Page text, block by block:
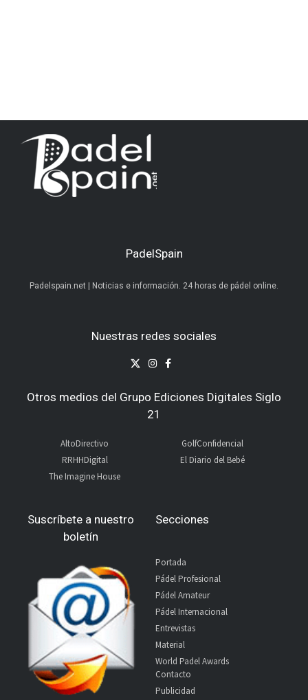
PadelSpain
Padelspain.net | Noticias e información. 24 horas de pádel online.
Nuestras redes sociales
Otros medios del Grupo Ediciones Digitales Siglo
21
AltoDirectivo
RRHHDigital
The Imagine House
GolfConfidencial
El Diario del Bebé
Suscríbete a nuestro
boletín
Secciones
Portada
Pádel Profesional
Pádel Amateur
Pádel Internacional
Entrevistas
Material
World Padel Awards
Contacto
Publicidad